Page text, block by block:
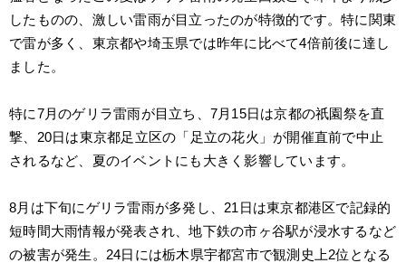
したものの、激しい雷雨が目立ったのが特徴的です。特に関東
で雷が多く、東京都や埼玉県では昨年に比べて4倍前後に達し
ました。
特に7月のゲリラ雷雨が目立ち、7月15日は京都の祇園祭を直
撃、20日は東京都足立区の「足立の花火」が開催直前で中止
されるなど、夏のイベントにも大きく影響しています。
8月は下旬にゲリラ雷雨が多発し、21日は東京都港区で記録的
短時間大雨情報が発表され、地下鉄の市ヶ谷駅が浸水するなど
の被害が発生。24日には栃木県宇都宮市で観測史上2位となる